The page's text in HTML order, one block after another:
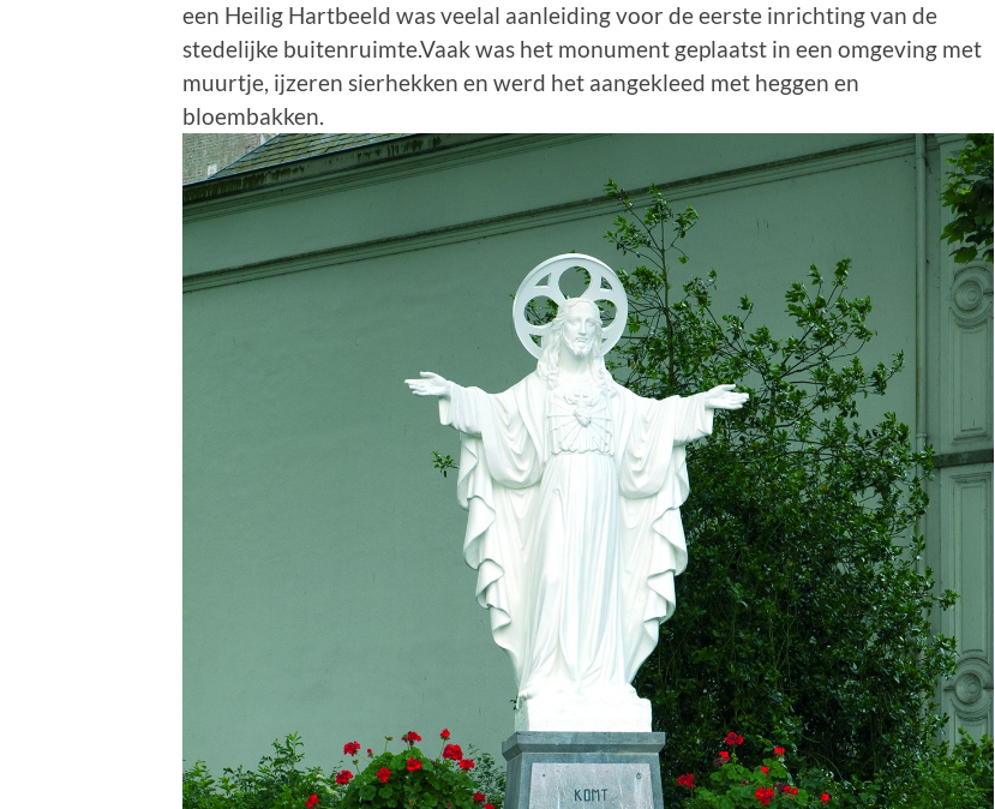
een Heilig Hartbeeld was veelal aanleiding voor de eerste inrichting van de
stedelijke buitenruimte.Vaak was het monument geplaatst in een omgeving met
muurtje, ijzeren sierhekken en werd het aangekleed met heggen en
bloembakken.